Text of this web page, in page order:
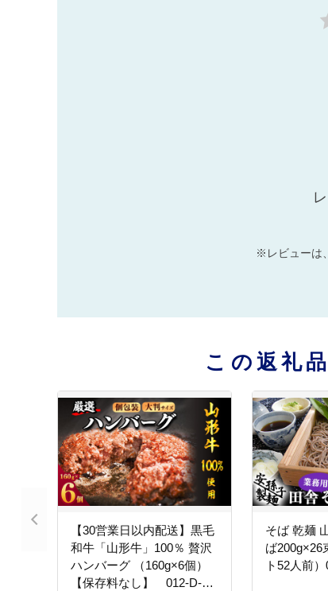
※レビューは
この返礼
【30営業日以内配送】黒毛
和牛「山形牛」100％ 贅沢
ハンバーグ （160g×6個）
【保存料なし】 012-D-
そば 乾麺
ば200g×26
ト52人前